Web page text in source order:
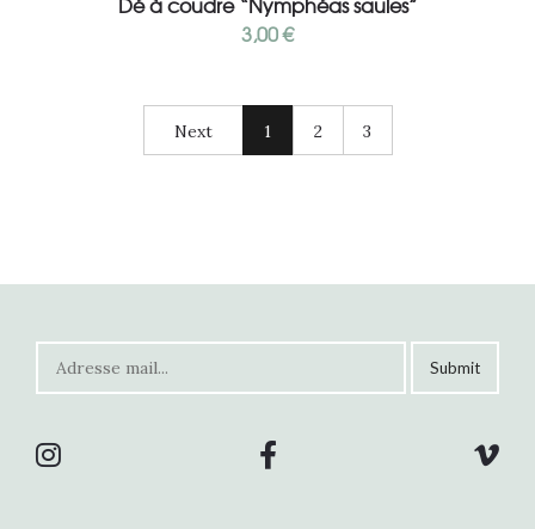
3,00€
Next 1 2 3